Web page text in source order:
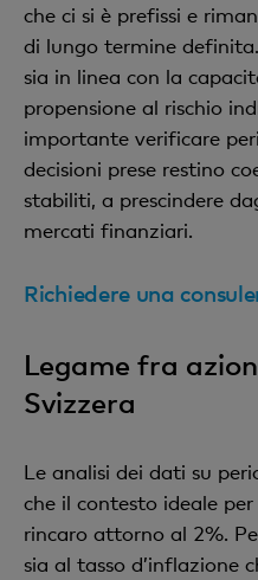
che ci si è prefissi e
di lungo termine
sia in linea con la
propensione al rischio
importante verificare
decisioni prese restino
stabiliti, a prescindere
mercati finanziari.
Richiedere una
Legame fra
Svizzera
Le analisi dei dati su
che il contesto ideale
rincaro attorno al 2%.
sia al tasso d’inflazione